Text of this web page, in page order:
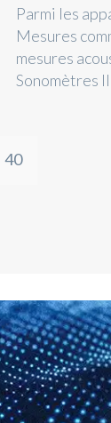
Parmi les
Mesures
mesures
Sonomètres
40